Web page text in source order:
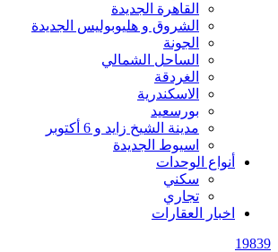
القاهرة الجديدة
الشروق و هليوبوليس الجديدة
الجونة
الساحل الشمالي
الغردقة
الاسكندرية
بورسعيد
مدينة الشيخ زايد و 6 أكتوبر
اسيوط الجديدة
أنواع الوحدات
سكني
تجاري
اخبار العقارات
19839